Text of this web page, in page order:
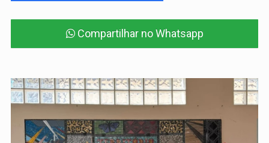
Compartilhar no Whatsapp